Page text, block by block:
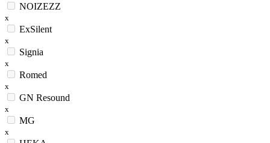
NOIZEZZ
x
ExSilent
x
Signia
x
Romed
x
GN Resound
x
MG
x